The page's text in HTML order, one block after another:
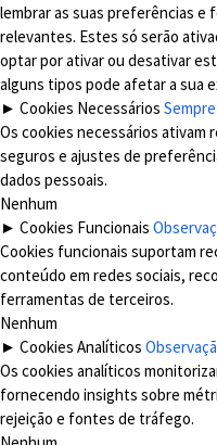
lembrar as suas preferências e
relevantes. Estes só serão
optar por ativar ou desativar
alguns tipos pode afetar a sua
► Cookies Necessários
Os cookies necessários ativam
seguros e ajustes de
dados pessoais.
Nenhum
► Cookies Funcionais
Cookies funcionais suportam
conteúdo em redes sociais,
ferramentas de terceiros.
Nenhum
► Cookies Analíticos
Os cookies analíticos
fornecendo insights sobre
rejeição e fontes de tráfego.